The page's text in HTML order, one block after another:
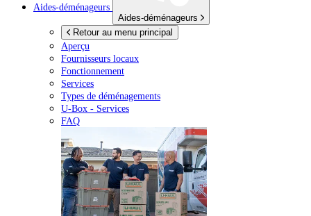
Aides-déménageurs
Aides-déménageurs
Retour au menu principal
Aperçu
Fournisseurs locaux
Fonctionnement
Services
Types de déménagements
U-Box - Services
FAQ